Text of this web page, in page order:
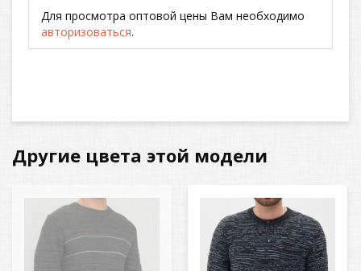
Для просмотра оптовой цены Вам необходимо
авторизоваться.
Другие цвета этой модели